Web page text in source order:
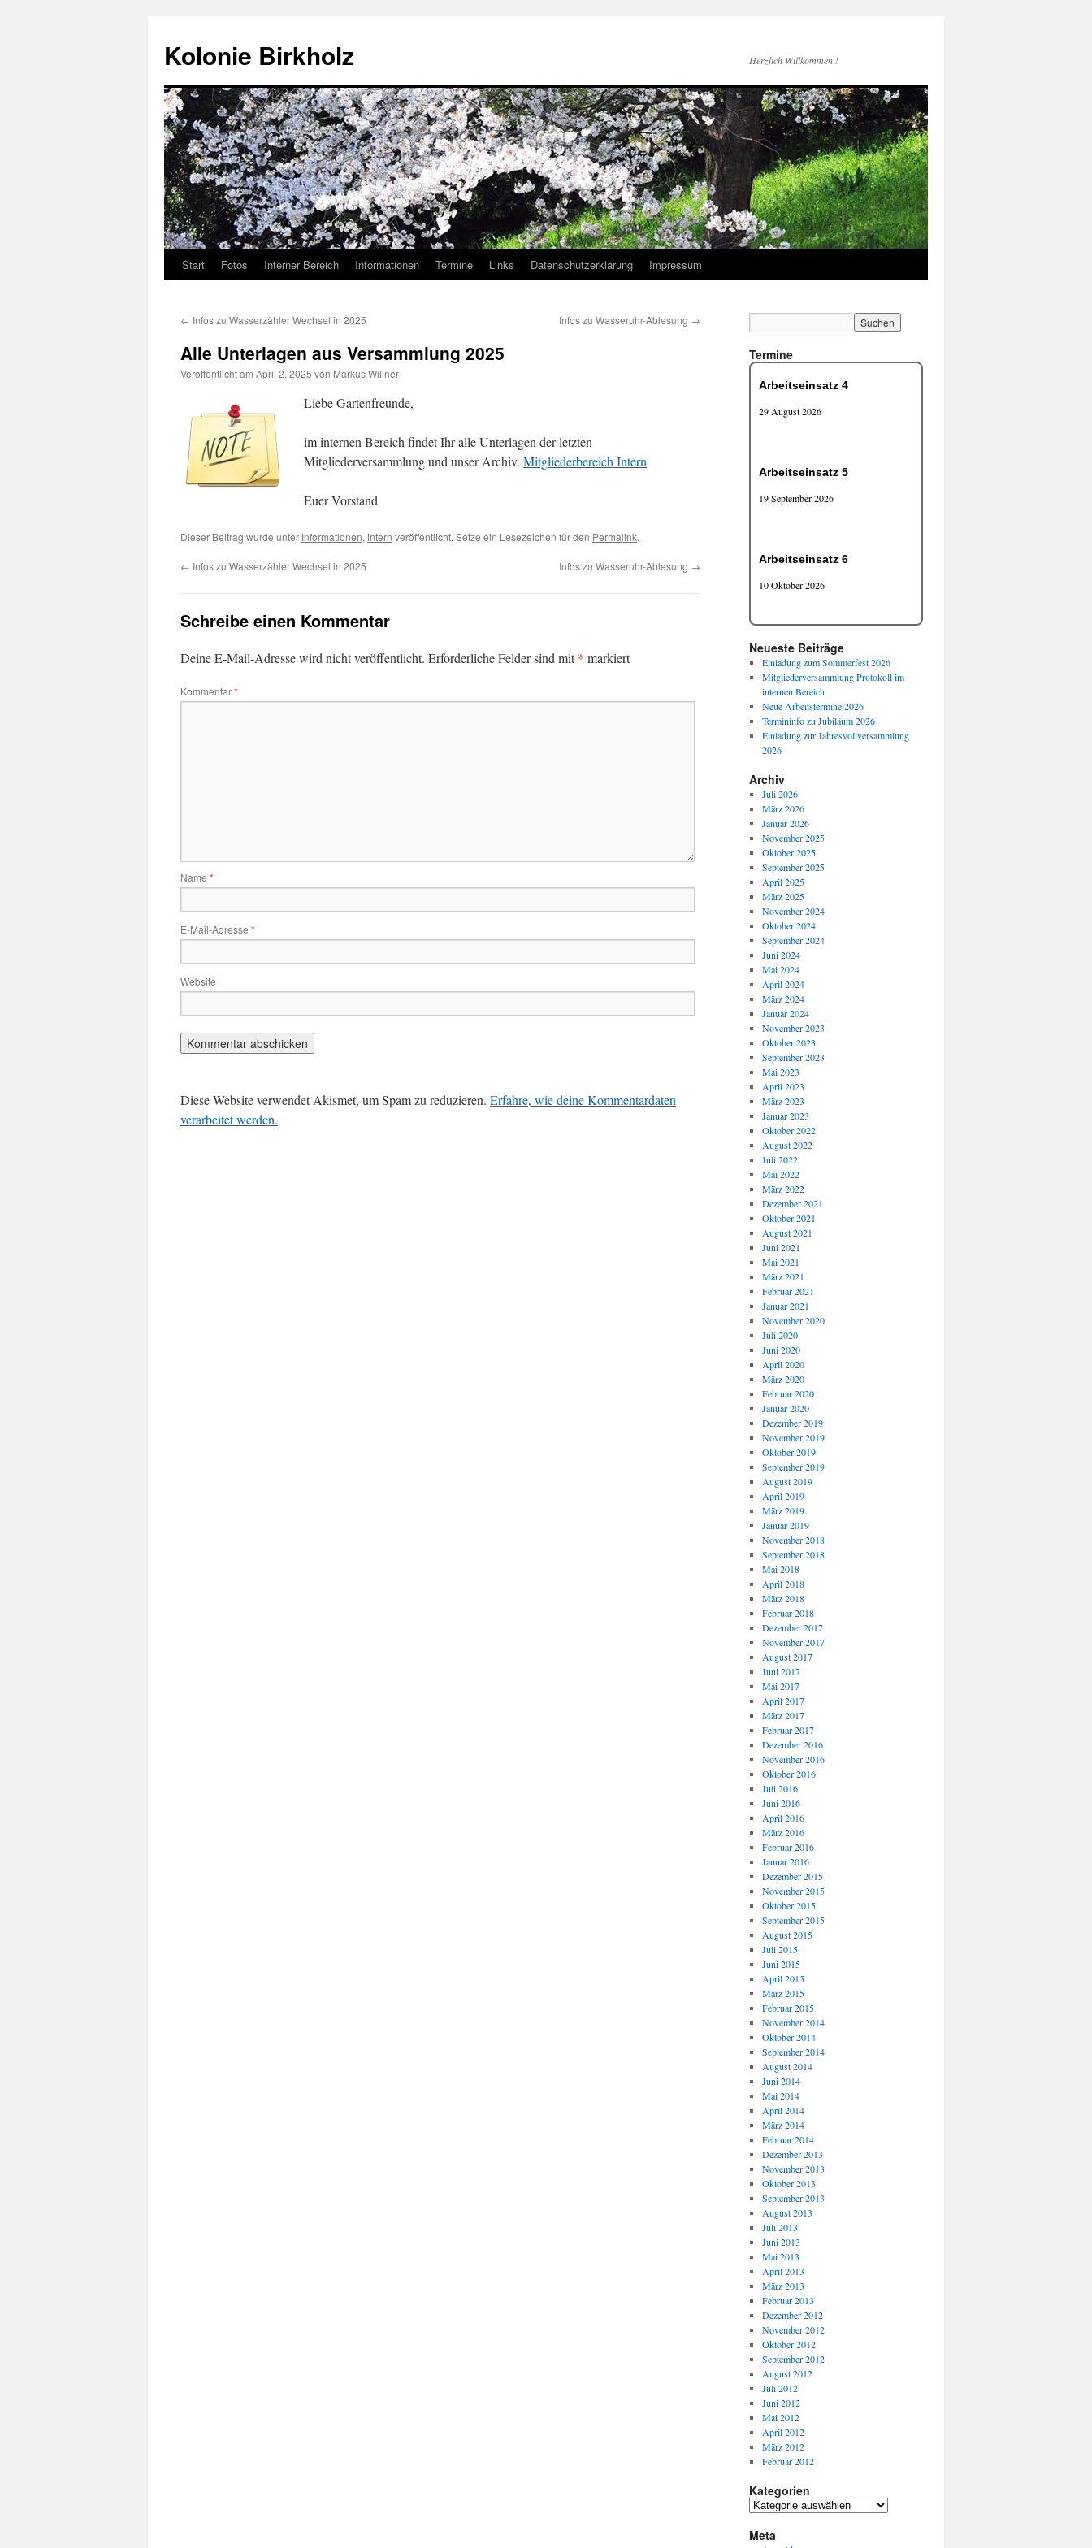
Kolonie Birkholz Herzlich Willkommen !
Start Fotos Interner Bereich Informationen Termine Links Datenschutzerklärung Impressum
← Infos zu Wasserzähler Wechsel in 2025 Infos zu Wasseruhr-Ablesung →
Alle Unterlagen aus Versammlung 2025
Veröffentlicht am April 2, 2025 von Markus Willner
Liebe Gartenfreunde,
im internen Bereich findet Ihr alle Unterlagen der letzten
Mitgliederversammlung und unser Archiv. Mitgliederbereich Intern
Euer Vorstand
Dieser Beitrag wurde unter Informationen, intern veröffentlicht. Setze ein Lesezeichen für den Permalink.
← Infos zu Wasserzähler Wechsel in 2025 Infos zu Wasseruhr-Ablesung →
Schreibe einen Kommentar
Deine E-Mail-Adresse wird nicht veröffentlicht. Erforderliche Felder sind mit* markiert
Kommentar*
Name *
E-Mail-Adresse *
Website
Diese Website verwendet Akismet, um Spam zu reduzieren. Erfahre, wie deine Kommentardaten
verarbeitet werden.
Termine
Arbeitseinsatz 4
29 August 2026
Arbeitseinsatz 5
19 September 2026
Arbeitseinsatz 6
10 Oktober 2026
Neueste Beiträge
Einladung zum Sommerfest 2026
Mitgliederversammlung Protokoll im
internen Bereich
Neue Arbeitstermine 2026
Termininfo zu Jubiläum 2026
Einladung zur Jahresvollversammlung
2026
Archiv
Juli 2026
März 2026
Januar 2026
November 2025
Oktober 2025
September 2025
April 2025
März 2025
November 2024
Oktober 2024
September 2024
Juni 2024
Mai 2024
April 2024
März 2024
Januar 2024
November 2023
Oktober 2023
September 2023
Mai 2023
April 2023
März 2023
Januar 2023
Oktober 2022
August 2022
Juli 2022
Mai 2022
März 2022
Dezember 2021
Oktober 2021
August 2021
Juni 2021
Mai 2021
März 2021
Februar 2021
Januar 2021
November 2020
Juli 2020
Juni 2020
April 2020
März 2020
Februar 2020
Januar 2020
Dezember 2019
November 2019
Oktober 2019
September 2019
August 2019
April 2019
März 2019
Januar 2019
November 2018
September 2018
Mai 2018
April 2018
März 2018
Februar 2018
Dezember 2017
November 2017
August 2017
Juni 2017
Mai 2017
April 2017
März 2017
Februar 2017
Dezember 2016
November 2016
Oktober 2016
Juli 2016
Juni 2016
April 2016
März 2016
Februar 2016
Januar 2016
Dezember 2015
November 2015
Oktober 2015
September 2015
August 2015
Juli 2015
Juni 2015
April 2015
März 2015
Februar 2015
November 2014
Oktober 2014
September 2014
August 2014
Juni 2014
Mai 2014
April 2014
März 2014
Februar 2014
Dezember 2013
November 2013
Oktober 2013
September 2013
August 2013
Juli 2013
Juni 2013
Mai 2013
April 2013
März 2013
Februar 2013
Dezember 2012
November 2012
Oktober 2012
September 2012
August 2012
Juli 2012
Juni 2012
Mai 2012
April 2012
März 2012
Februar 2012
Kategorien
Meta